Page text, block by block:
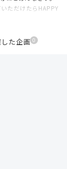
ただけたらHAPPY
た企画 0